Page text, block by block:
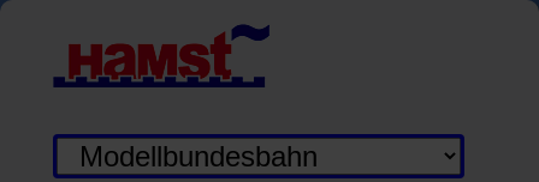
Zielseite